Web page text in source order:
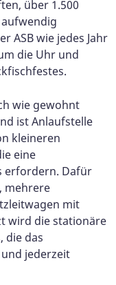
über 1.500
ASB wie jedes Jahr
die Uhr und
wie gewohnt
ist Anlaufstelle
kleineren
eine
erfordern. Dafür
mehrere
mit
wird die stationäre
die das
jederzeit